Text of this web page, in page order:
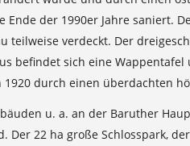
der 1990er Jahre saniert.
verdeckt. Der
befindet sich eine
durch einen überdachten
u. a. an der Baruther
22 ha große Schlosspark,